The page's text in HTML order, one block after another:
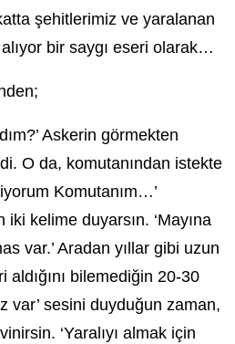
şehitlerimiz ve yaralanan
bir saygı eseri olarak…
Askerin görmekten
O da, komutanından istekte
Komutanım…’
kelime duyarsın. ‘Mayına
var.’ Aradan yıllar gibi uzun
bilemediğin 20-30
var’ sesini duyduğun zaman,
‘Yaralıyı almak için